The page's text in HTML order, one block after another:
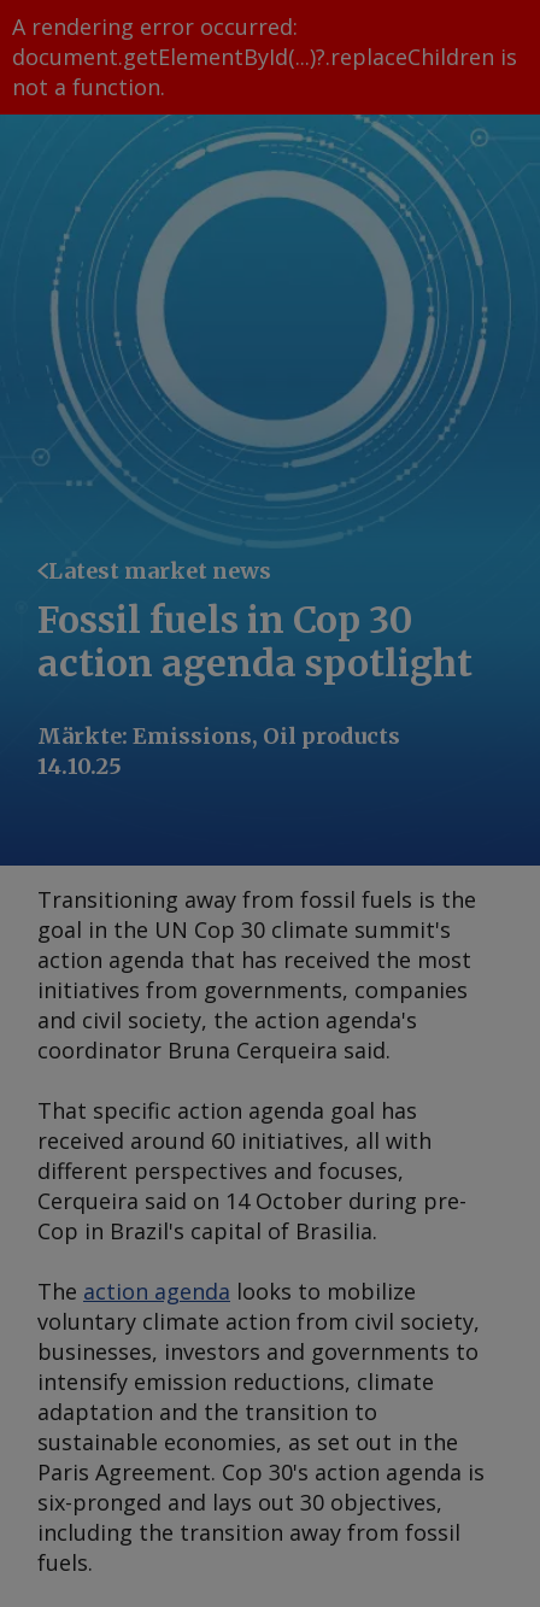
A rendering error occurred:
document.getElementById(...)?.replaceChildren is
not a function.
Latest market news
Fossil fuels in Cop 30
action agenda spotlight
Märkte: Emissions, Oil products
14.10.25
Transitioning away from fossil fuels is the
goal in the UN Cop 30 climate summit's
action agenda that has received the most
initiatives from governments, companies
and civil society, the action agenda's
coordinator Bruna Cerqueira said.
That specific action agenda goal has
received around 60 initiatives, all with
different perspectives and focuses,
Cerqueira said on 14 October during pre-
Cop in Brazil's capital of Brasilia.
The action agenda looks to mobilize
voluntary climate action from civil society,
businesses, investors and governments to
intensify emission reductions, climate
adaptation and the transition to
sustainable economies, as set out in the
Paris Agreement. Cop 30's action agenda is
six-pronged and lays out 30 objectives,
including the transition away from fossil
fuels.